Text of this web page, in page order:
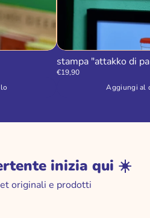
stampa "attakko di
€19,90
Aggiungi al
inizia qui ☀️
originali e prodotti